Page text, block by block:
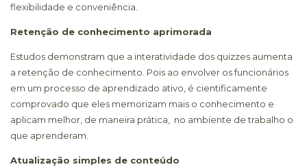
flexibilidade e conveniência.
Retenção de conhecimento aprimorada
Estudos demonstram que a interatividade dos quizzes aumenta
a retenção de conhecimento. Pois ao envolver os funcionários
em um processo de aprendizado ativo, é cientificamente
comprovado que eles memorizam mais o conhecimento e
aplicam melhor, de maneira prática, no ambiente de trabalho o
que aprenderam.
Atualização simples de conteúdo